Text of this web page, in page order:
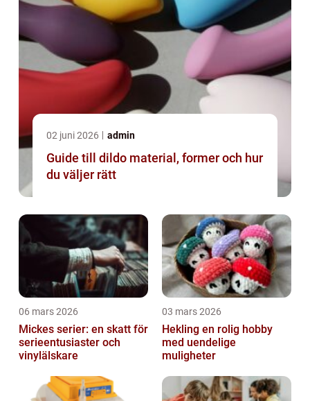
02 juni 2026 admin
Guide till dildo material, former och hur
du väljer rätt
06 mars 2026
Mickes serier: en skatt för
serieentusiaster och
vinylälskare
03 mars 2026
Hekling en rolig hobby
med uendelige
muligheter